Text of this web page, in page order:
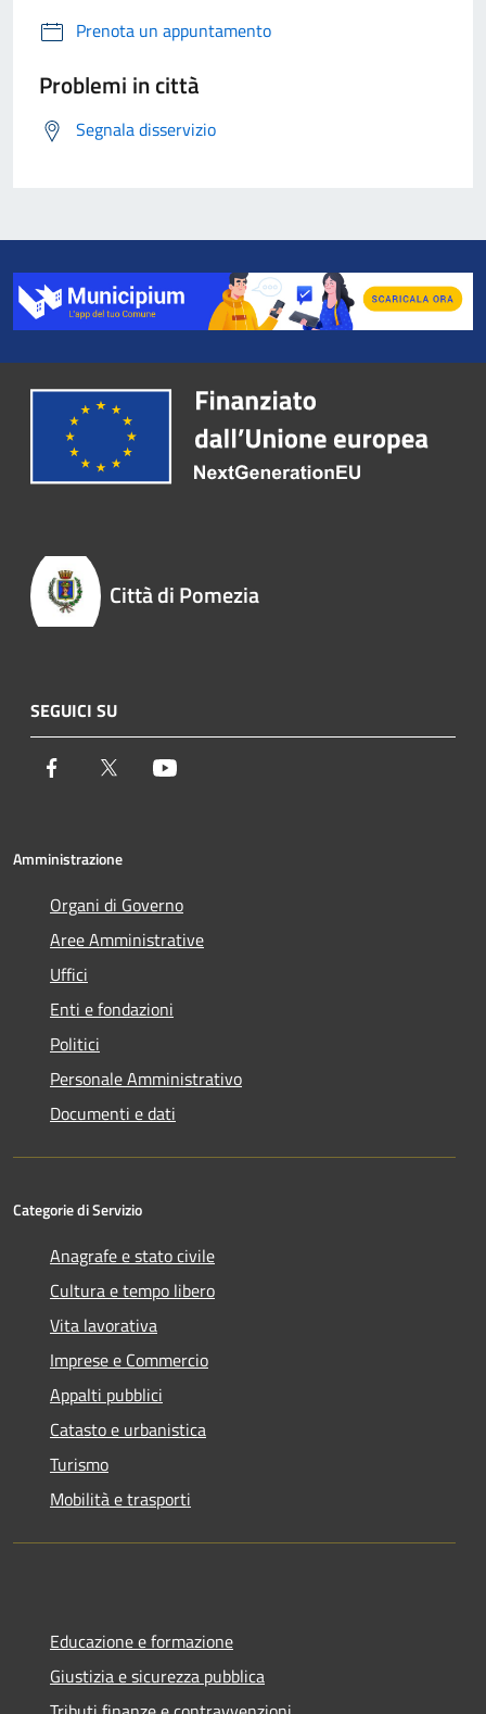
Prenota un appuntamento
Problemi in città
Segnala disservizio
Città di Pomezia
SEGUICI SU
Facebook Twitter
Amministrazione
Organi di Governo
Aree Amministrative
Uffici
Enti e fondazioni
Politici
Personale Amministrativo
Documenti e dati
Categorie di Servizio
Anagrafe e stato civile
Cultura e tempo libero
Vita lavorativa
Imprese e Commercio
Appalti pubblici
Catasto e urbanistica
Turismo
Mobilità e trasporti
Educazione e formazione
Giustizia e sicurezza pubblica